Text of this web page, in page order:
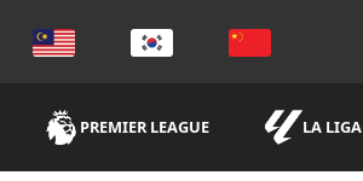
PREMIER LEAGUE LA LIGA